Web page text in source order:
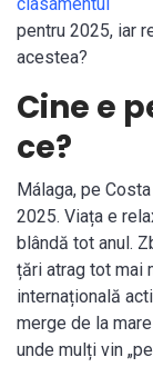
pentru 2025, iar
acestea?
Cine e
ce?
Málaga, pe
2025. Viața e
blândă tot anul.
țări atrag tot mai
internațională
merge de la
unde mulți vin